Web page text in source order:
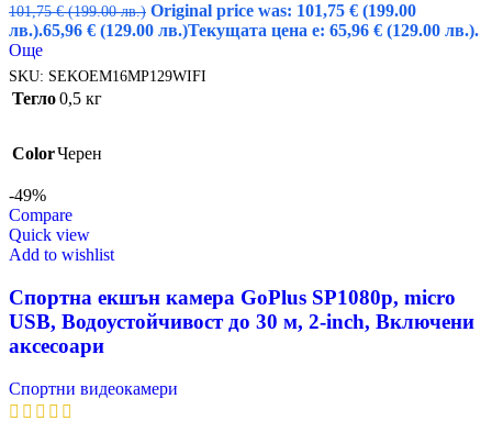
101,75€ (199.00 лв.) Original price was: 101,75 € (199.00
лв.).65,96 € (129.00 лв.)Текущата цена е: 65,96 € (129.00 лв.).
Още
SKU: SEKOEM16MP129WIFI
Тегло0,5 кг
ColorЧерен
-49%
Compare
Quick view
Add to wishlist
Спортна екшън камера GoPlus SP1080p, micro
USB, Водоустойчивост до 30 м, 2-inch, Включени
аксесоари
Спортни видеокамери